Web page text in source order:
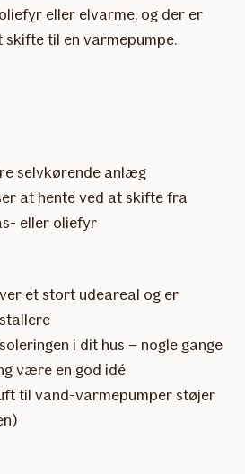
eller elvarme, og der er
til en varmepumpe.
selvkørende anlæg
at hente ved at skifte fra
eller oliefyr
et stort udeareal og er
i dit hus – nogle gange
være en god idé
til vand-varmepumper støjer